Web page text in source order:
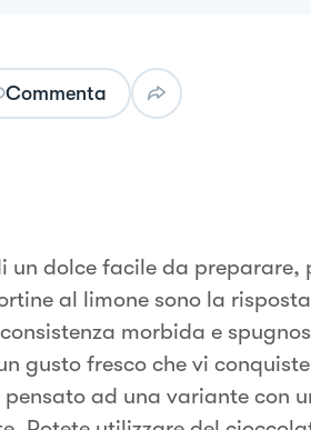
Commenta
un dolce facile da preparare,
al limone sono la
morbida e
gusto fresco che vi
pensato ad una variante con